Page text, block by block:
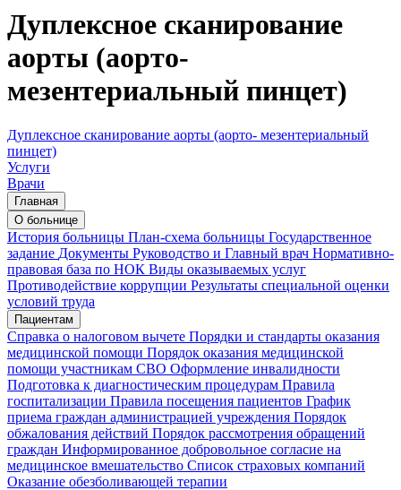
Дуплексное сканирование
аорты (аорто-
мезентериальный пинцет)
Дуплексное сканирование аорты (аорто- мезентериальный
пинцет)
Услуги
Врачи
Главная
О больнице
История больницы План-схема больницы Государственное
задание Документы Руководство и Главный врач Нормативно-
правовая база по НОК Виды оказываемых услуг
Противодействие коррупции Результаты специальной оценки
условий труда
Пациентам
Справка о налоговом вычете Порядки и стандарты оказания
медицинской помощи Порядок оказания медицинской
помощи участникам СВО Оформление инвалидности
Подготовка к диагностическим процедурам Правила
госпитализации Правила посещения пациентов График
приема граждан администрацией учреждения Порядок
обжалования действий Порядок рассмотрения обращений
граждан Информированное добровольное согласие на
медицинское вмешательство Список страховых компаний
Оказание обезболивающей терапии